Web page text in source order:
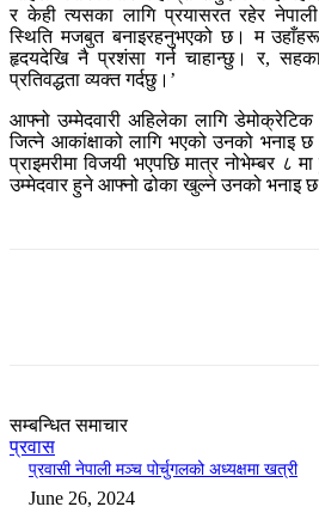
र केही त्यसका लागि प्रयासरत रहेर
स्थिति मजबुत बनाइरहनुभएको छ। म
हृदयदेखि नै प्रशंसा गर्न चाहान्छु। र,
प्रतिवद्धता व्यक्त गर्दछु।’
आफ्नो उम्मेदवारी अहिलेका लागि डेमोक्रेटिक
जित्ने आकांक्षाको लागि भएको उनको
प्राइमरीमा विजयी भएपछि मात्र नोभेम्बर ८
उम्मेदवार हुने आफ्नो ढोका खुल्ने उनको भनाइ
सम्बन्धित समाचार
प्रवास
प्रवासी नेपाली मञ्च पोर्चुगलको अध्यक्षमा खत्री
June 26, 2024